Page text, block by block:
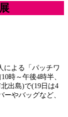
による「パッチワ
時～午後4時半、
出島)で(19日は4
やバッグなど、